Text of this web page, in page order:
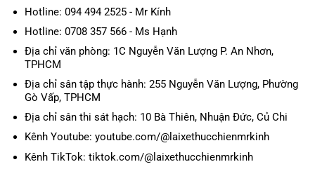
Hotline: 094 494 2525 - Mr Kính
Hotline: 0708 357 566 - Ms Hạnh
Địa chỉ văn phòng: 1C Nguyễn Văn Lượng P. An Nhơn,
TPHCM
Địa chỉ sân tập thực hành: 255 Nguyễn Văn Lượng, Phường
Gò Vấp, TPHCM
Địa chỉ sân thi sát hạch: 10 Bà Thiên, Nhuận Đức, Củ Chi
Kênh Youtube: youtube.com/@laixethucchienmrkinh
Kênh TikTok: tiktok.com/@laixethucchienmrkinh